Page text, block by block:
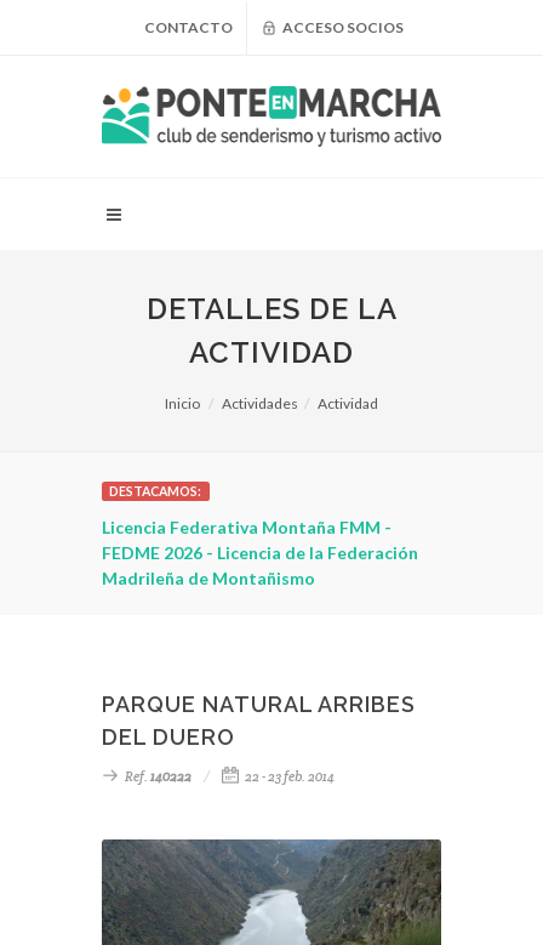
CONTACTO ACCESO SOCIOS
DETALLES DE LA
ACTIVIDAD
Inicio Actividades Actividad
DESTACAMOS:
Licencia Federativa Montaña FMM -
FEDME 2026 - Licencia de la Federación
Madrileña de Montañismo
PARQUE NATURAL ARRIBES
DEL DUERO
Ref. 140222 22 - 23 feb. 2014